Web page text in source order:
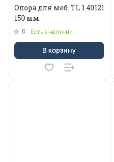
Опора для меб. ТL 1.40121
150 мм.
0 Есть в наличии
В корзину